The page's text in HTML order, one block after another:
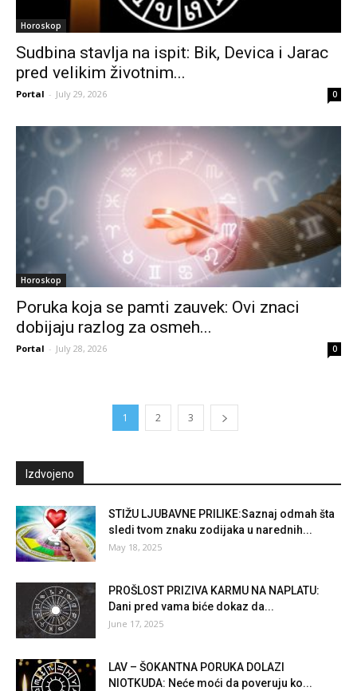
Horoskop
Sudbina stavlja na ispit: Bik, Devica i Jarac
pred velikim životnim...
Portal - July 29, 2026 0
Horoskop
Poruka koja se pamti zauvek: Ovi znaci
dobijaju razlog za osmeh...
Portal - July 28, 2026 0
1 2 3
Izdvojeno
STIŽU LJUBAVNE PRILIKE:Saznaj odmah šta
sledi tvom znaku zodijaka u narednih...
May 18, 2025
PROŠLOST PRIZIVA KARMU NA NAPLATU:
Dani pred vama biće dokaz da...
June 17, 2025
LAV – ŠOKANTNA PORUKA DOLAZI
NIOTKUDA: Neće moći da poveruju ko...